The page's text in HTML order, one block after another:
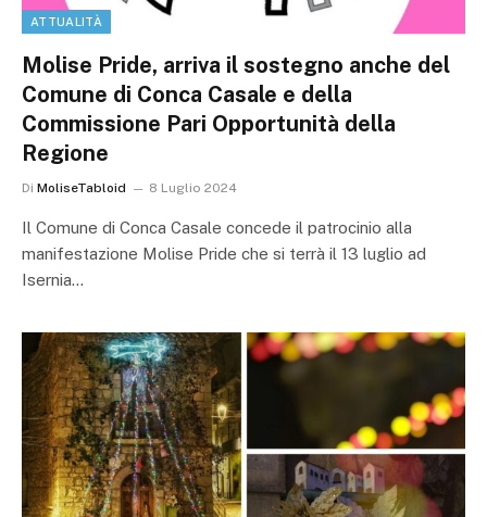
ATTUALITÀ
Molise Pride, arriva il sostegno anche del
Comune di Conca Casale e della
Commissione Pari Opportunità della
Regione
Di MoliseTabloid 8 Luglio 2024
Il Comune di Conca Casale concede il patrocinio alla
manifestazione Molise Pride che si terrà il 13 luglio ad
Isernia…